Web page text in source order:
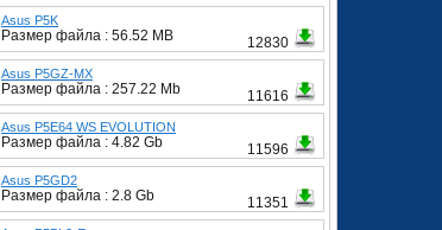
Asus P5K
Размер файла : 56.52 MB 12830
Asus P5GZ-MX
Размер файла : 257.22 Mb 11616
Asus P5E64 WS EVOLUTION
Размер файла : 4.82 Gb 11596
Asus P5GD2
Размер файла : 2.8 Gb 11351